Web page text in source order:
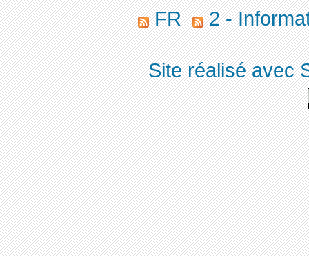
FR
2 -
Site réalisé avec